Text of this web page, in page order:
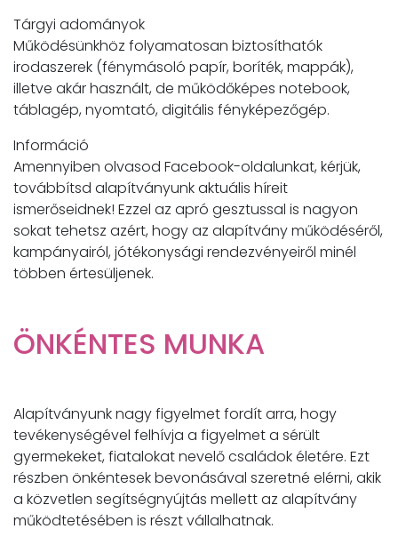
Tárgyi adományok
Működésünkhöz folyamatosan biztosíthatók
irodaszerek (fénymásoló papír, boríték, mappák),
illetve akár használt, de működőképes notebook,
táblagép, nyomtató, digitális fényképezőgép.
Információ
Amennyiben olvasod Facebook-oldalunkat, kérjük,
továbbítsd alapítványunk aktuális híreit
ismerőseidnek! Ezzel az apró gesztussal is nagyon
sokat tehetsz azért, hogy az alapítvány működéséről,
kampányairól, jótékonysági rendezvényeiről minél
többen értesüljenek.
ÖNKÉNTES MUNKA
Alapítványunk nagy figyelmet fordít arra, hogy
tevékenységével felhívja a figyelmet a sérült
gyermekeket, fiatalokat nevelő családok életére. Ezt
részben önkéntesek bevonásával szeretné elérni, akik
a közvetlen segítségnyújtás mellett az alapítvány
működtetésében is részt vállalhatnak.